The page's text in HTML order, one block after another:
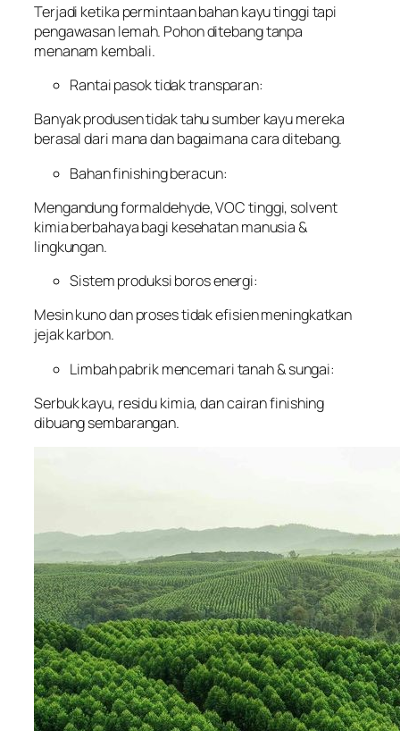
Terjadi ketika permintaan bahan kayu tinggi tapi
pengawasan lemah. Pohon ditebang tanpa
menanam kembali.
Rantai pasok tidak transparan:
Banyak produsen tidak tahu sumber kayu mereka
berasal dari mana dan bagaimana cara ditebang.
Bahan finishing beracun:
Mengandung formaldehyde, VOC tinggi, solvent
kimia berbahaya bagi kesehatan manusia &
lingkungan.
Sistem produksi boros energi:
Mesin kuno dan proses tidak efisien meningkatkan
jejak karbon.
Limbah pabrik mencemari tanah & sungai:
Serbuk kayu, residu kimia, dan cairan finishing
dibuang sembarangan.